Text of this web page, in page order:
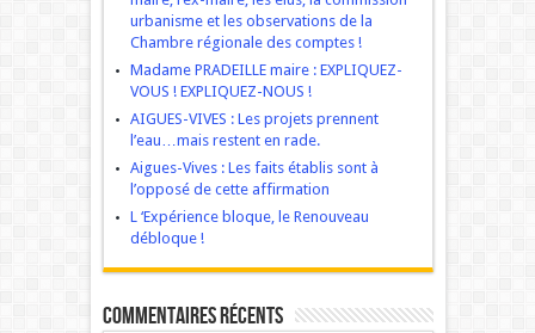
urbanisme et les observations de la
Chambre régionale des comptes !
Madame PRADEILLE maire : EXPLIQUEZ-
VOUS ! EXPLIQUEZ-NOUS !
AIGUES-VIVES : Les projets prennent
l’eau…mais restent en rade.
Aigues-Vives : Les faits établis sont à
l’opposé de cette affirmation
L ‘Expérience bloque, le Renouveau
débloque !
Commentaires récents